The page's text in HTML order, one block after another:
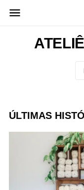
para
ÚLTIMAS